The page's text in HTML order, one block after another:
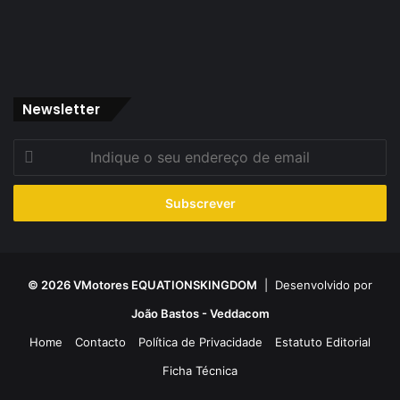
Newsletter
seu
de
© 2026 VMotores EQUATIONSKINGDOM | Desenvolvido por
João Bastos - Veddacom
Home
Contacto Política de Privacidade
Estatuto Editorial
Ficha Técnica